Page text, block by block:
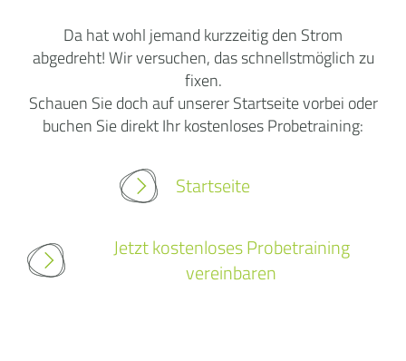
Da hat wohl jemand kurzzeitig den Strom
abgedreht! Wir versuchen, das schnellstmöglich zu
fixen.
Schauen Sie doch auf unserer Startseite vorbei oder
buchen Sie direkt Ihr kostenloses Probetraining:
Startseite
Jetzt kostenloses Probetraining
vereinbaren